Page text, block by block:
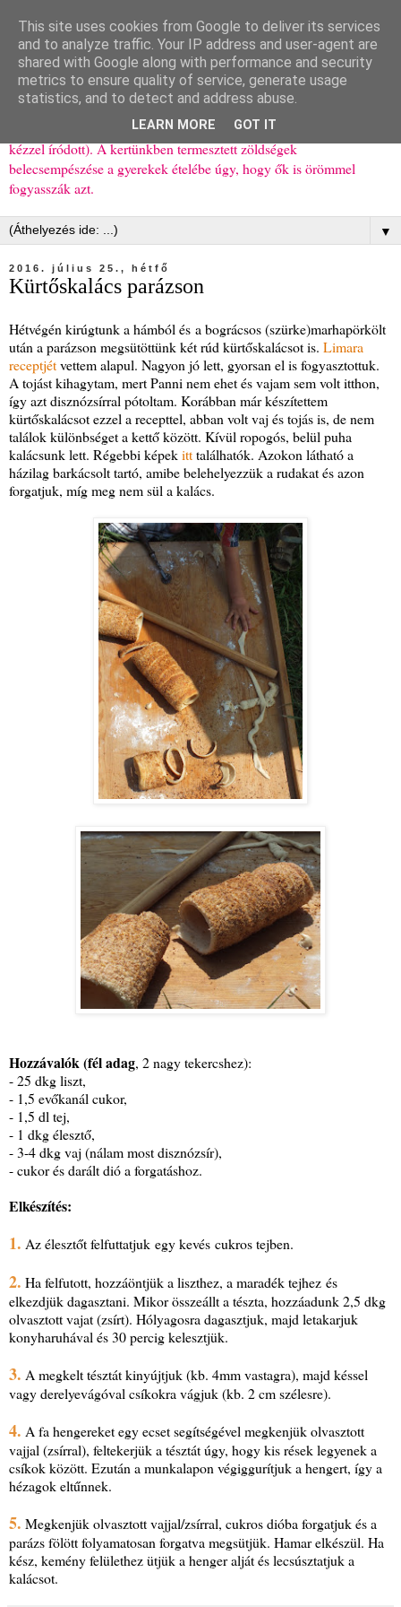
Ízőrző
Kisgyerekes család kipróbált, többnyire egészséges ételeket
bemutató receptjei a mindennapokra (mert a papírfecniket folyton
elhagyom) és gyerekeimnek ajándékba (mint régen, csak ez nem
kézzel íródott). A kertünkben termesztett zöldségek
belecsempészése a gyerekek ételébe úgy, hogy ők is örömmel
fogyasszák azt.
▼
2016. július 25., hétfő
Kürtőskalács parázson
Hétvégén kirúgtunk a hámból és a bográcsos (szürke)marhapörkölt
után a parázson megsütöttünk két rúd kürtőskalácsot is. Limara
receptjétvettem alapul. Nagyon jó lett, gyorsan el is fogyasztottuk.
A tojást kihagytam, mert Panni nem ehet és vajam sem volt itthon,
így azt disznózsírral pótoltam. Korábban már készítettem
kürtőskalácsot ezzel a recepttel, abban volt vaj és tojás is, de nem
találok különbséget a kettő között. Kívül ropogós, belül puha
kalácsunk lett. Régebbi képekitttalálhatók. Azokon látható a
házilag barkácsolt tartó, amibe belehelyezzük a rudakat és azon
forgatjuk, míg meg nem sül a kalács.
Hozzávalók (fél adag, 2 nagy tekercshez):
- 25 dkg liszt,
- 1,5 evőkanál cukor,
- 1,5 dl tej,
- 1 dkg élesztő,
- 3-4 dkg vaj (nálam most disznózsír),
- cukor és darált dió a forgatáshoz.
Elkészítés:
1. Az élesztőt felfuttatjuk egy kevés cukros tejben.
2. Ha felfutott, hozzáöntjük a liszthez, a maradék tejhez és
elkezdjük dagasztani. Mikor összeállt a tészta, hozzáadunk 2,5 dkg
olvasztott vajat (zsírt). Hólyagosra dagasztjuk, majd letakarjuk
konyharuhával és 30 percig kelesztjük.
3. A megkelt tésztát kinyújtjuk (kb. 4mm vastagra), majd késsel
vagy derelyevágóval csíkokra vágjuk (kb. 2 cm szélesre).
4. A fa hengereket egy ecset segítségével megkenjük olvasztott
vajjal (zsírral), feltekerjük a tésztát úgy, hogy kis rések legyenek a
csíkok között. Ezután a munkalapon végiggurítjuk a hengert, így a
hézagok eltűnnek.
5. Megkenjük olvasztott vajjal/zsírral, cukros dióba forgatjuk és a
parázs fölött folyamatosan forgatva megsütjük. Hamar elkészül. Ha
kész, kemény felülethez ütjük a henger alját és lecsúsztatjuk a
kalácsot.
This site uses cookies from Google to deliver its services
and to analyze traffic. Your IP address and user-agent are
shared with Google along with performance and security
metrics to ensure quality of service, generate usage
statistics, and to detect and address abuse.
LEARN MORE GOT IT